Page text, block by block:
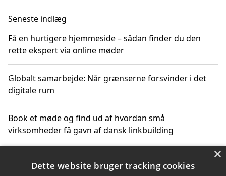
Seneste indlæg
Få en hurtigere hjemmeside – sådan finder du den
rette ekspert via online møder
Globalt samarbejde: Når grænserne forsvinder i det
digitale rum
Book et møde og find ud af hvordan små
virksomheder få gavn af dansk linkbuilding
får du indgår et samarbejde
×
Dette website bruger tracking cookies